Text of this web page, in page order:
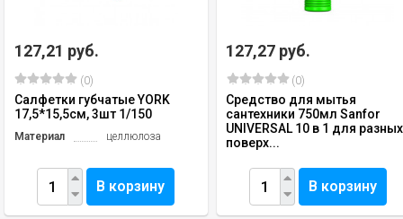
127,21 руб.
(0)
Салфетки губчатые YORK
17,5*15,5см, 3шт 1/150
Материал целлюлоза
В корзину
127,27 руб.
(0)
Средство для мытья
сантехники 750мл Sanfor
UNIVERSAL 10 в 1 для разных
поверх...
В корзину